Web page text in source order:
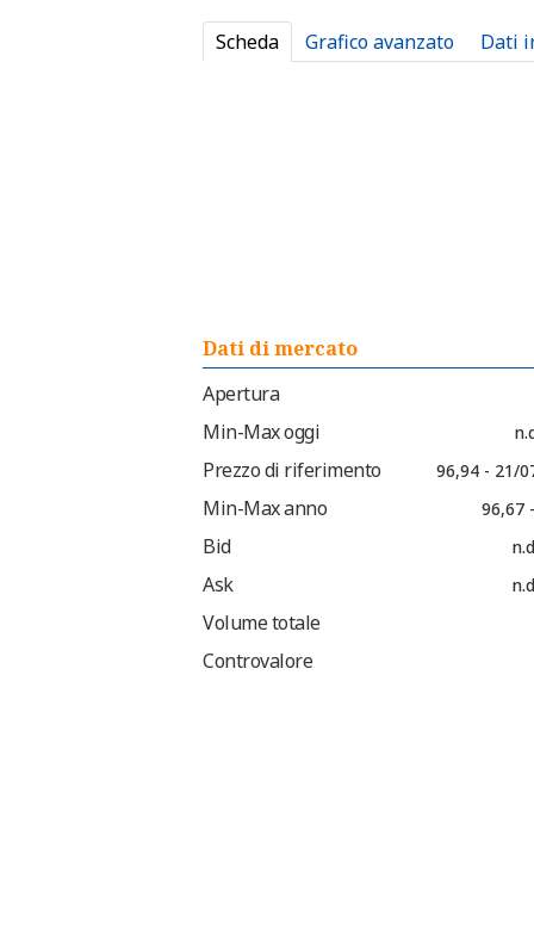
Scheda Grafico avanzato Dati
Dati di mercato
Apertura
Min-Max oggi
Prezzo di riferimento 96,94 - 21/
Min-Max anno 96,67
Bid
Ask
Volume totale
Controvalore